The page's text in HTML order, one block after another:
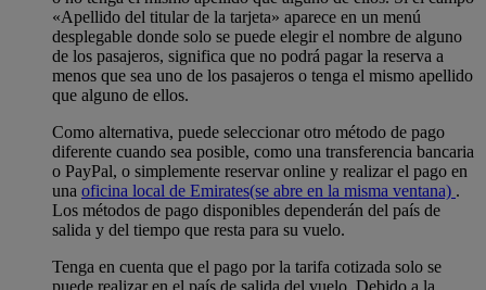
«Apellido del titular de la tarjeta» aparece en un menú
desplegable donde solo se puede elegir el nombre de alguno
de los pasajeros, significa que no podrá pagar la reserva a
menos que sea uno de los pasajeros o tenga el mismo apellido
que alguno de ellos.
Como alternativa, puede seleccionar otro método de pago
diferente cuando sea posible, como una transferencia bancaria
o PayPal, o simplemente reservar online y realizar el pago en
una oficina local de Emirates(se abre en la misma ventana) .
Los métodos de pago disponibles dependerán del país de
salida y del tiempo que resta para su vuelo.
Tenga en cuenta que el pago por la tarifa cotizada solo se
puede realizar en el país de salida del vuelo. Debido a la